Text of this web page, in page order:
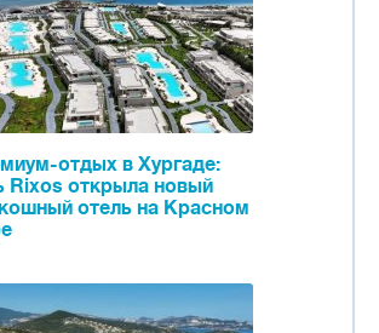
отдых в Хургаде:
Rixos открыла новый
отель на Красном